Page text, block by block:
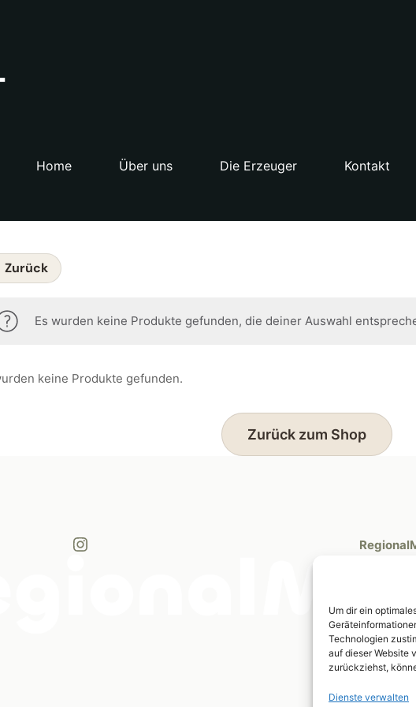
Um dir ein
Technologien
auf dieser Website
zurückziehst,
Dienste verwalten
Home Über uns Die Erzeuger Kontakt
Zurück
Es wurden keine Produkte gefunden, die deiner Auswahl
keine Produkte gefunden.
Zurück zum Shop
Instagram
32791